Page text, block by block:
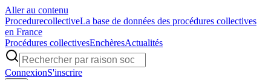
Aller au contenu
ProcedurecollectiveLa base de données des procédures collectives
en France
Procédures collectivesEnchèresActualités
ConnexionS'inscrire